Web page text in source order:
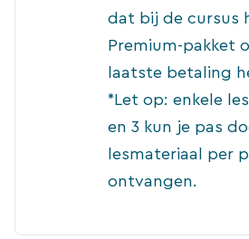
dat bij de cursus
Premium-pakket
laatste betaling
*Let op: enkele
en 3 kun je pas
lesmateriaal per
ontvangen.